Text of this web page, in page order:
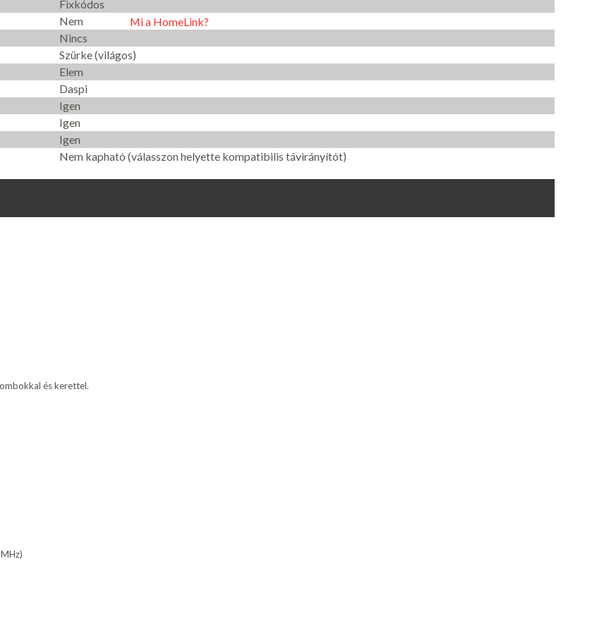
Fixkódos
Nem
Mi a HomeLink?
Nincs
Szürke (világos)
Elem
Daspi
Igen
Igen
Igen
Nem kapható (válasszon helyette kompatibilis távirányítót)
és kerettel.